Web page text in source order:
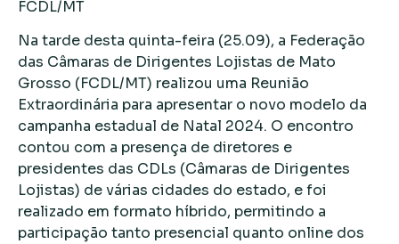
FCDL/MT
Na tarde desta quinta-feira (25.09), a Federação
das Câmaras de Dirigentes Lojistas de Mato
Grosso (FCDL/MT) realizou uma Reunião
Extraordinária para apresentar o novo modelo da
campanha estadual de Natal 2024. O encontro
contou com a presença de diretores e
presidentes das CDLs (Câmaras de Dirigentes
Lojistas) de várias cidades do estado, e foi
realizado em formato híbrido, permitindo a
participação tanto presencial quanto online dos